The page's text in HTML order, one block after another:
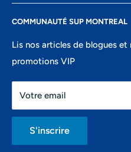
Confidentialité
Recherche
Portail ambassadeurs
Mercredi: 10h-17h
Vendredi: 10h-18h
Samedi: 10h-16h
Dimanche: fermé
COMMUNAUTÉ SUP MONTREAL
Lis nos articles de blogues et
promotions VIP
Votre email
S'inscrire